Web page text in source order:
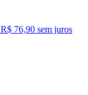
R$ 76,90 sem juros